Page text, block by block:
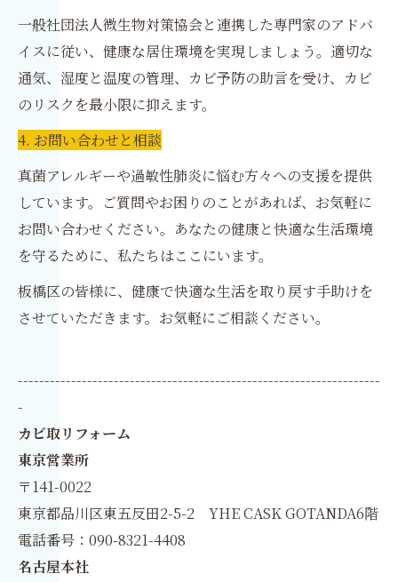
一般社団法人微生物対策協会と連携した専門家のアドバ
イスに従い、健康な居住環境を実現しましょう。適切な
通気、湿度と温度の管理、カビ予防の助言を受け、カビ
のリスクを最小限に抑えます。
4. お問い合わせと相談
真菌アレルギーや過敏性肺炎に悩む方々への支援を提供
しています。ご質問やお困りのことがあれば、お気軽に
お問い合わせください。あなたの健康と快適な生活環境
を守るために、私たちはここにいます。
板橋区の皆様に、健康で快適な生活を取り戻す手助けを
させていただきます。お気軽にご相談ください。
--------------------------------------------------------------------
-
カビ取リフォーム
東京営業所
〒141-0022
東京都品川区東五反田2-5-2 YHE CASK GOTANDA6階
電話番号：090-8321-4408
名古屋本社